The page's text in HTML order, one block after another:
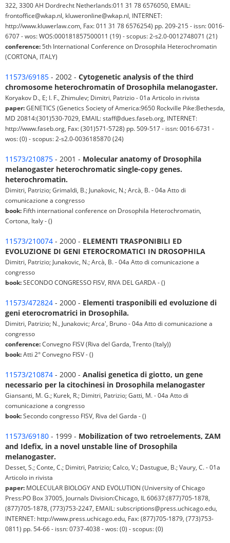
322, 3300 AH Dordrecht Netherlands:011 31 78 6576050, EMAIL:
frontoffice@wkap.nl, kluweronline@wkap.nl, INTERNET:
http://www.kluwerlaw.com, Fax: 011 31 78 6576254) pp. 209-215 - issn: 0016-
6707 - wos: WOS:000181857500011 (19) - scopus: 2-s2.0-0012748071 (21)
conference: 5th International Conference on Drosophila Heterochromatin
(CORTONA, ITALY)
11573/69185 - 2002 - Cytogenetic analysis of the third
chromosome heterochromatin of Drosophila melanogaster.
Koryakov D., E; I. F., Zhimulev; Dimitri, Patrizio - 01a Articolo in rivista
paper:GENETICS (Genetics Society of America:9650 Rockville Pike:Bethesda,
MD 20814:(301)530-7029, EMAIL: staff@dues.faseb.org, INTERNET:
http://www.faseb.org, Fax: (301)571-5728) pp. 509-517 - issn: 0016-6731 -
wos: (0) - scopus: 2-s2.0-0036185870 (24)
11573/210875 - 2001 - Molecular anatomy of Drosophila
melanogaster heterochromatic single-copy genes.
heterochromatin.
Dimitri, Patrizio; Grimaldi, B.; Junakovic, N.; Arcà, B. - 04a Atto di
comunicazione a congresso
book: Fifth international conference on Drosophila Heterochromatin,
Cortona, Italy - ()
11573/210074 - 2000 - ELEMENTI TRASPONIBILI ED
EVOLUZIONE DI GENI ETEROCROMATICI IN DROSOPHILA
Dimitri, Patrizio; Junakovic, N.; Arcà, B. - 04a Atto di comunicazione a
congresso
book:SECONDO CONGRESSO FISV, RIVA DEL GARDA - ()
11573/472824 - 2000 - Elementi trasponibili ed evoluzione di
geni eterocromatrici in Drosophila.
Dimitri, Patrizio; N., Junakovic; Arca', Bruno - 04a Atto di comunicazione a
congresso
conference:Convegno FISV (Riva del Garda, Trento (Italy))
book:Atti 2° Convegno FISV - ()
11573/210874 - 2000 - Analisi genetica di giotto, un gene
necessario per la citochinesi in Drosophila melanogaster
Giansanti, M. G.; Kurek, R.; Dimitri, Patrizio; Gatti, M. - 04a Atto di
comunicazione a congresso
book:Secondo congresso FISV, Riva del Garda - ()
11573/69180 - 1999 - Mobilization of two retroelements, ZAM
and Idefix, in a novel unstable line of Drosophila
melanogaster.
Desset, S.; Conte, C.; Dimitri, Patrizio; Calco, V.; Dastugue, B.; Vaury, C. - 01a
Articolo in rivista
paper: MOLECULAR BIOLOGY AND EVOLUTION (University of Chicago
Press:PO Box 37005, Journals Division:Chicago, IL 60637:(877)705-1878,
(877)705-1878, (773)753-2247, EMAIL: subscriptions@press.uchicago.edu,
INTERNET: http://www.press.uchicago.edu, Fax: (877)705-1879, (773)753-
0811) pp. 54-66 - issn: 0737-4038 - wos: (0) - scopus: (0)